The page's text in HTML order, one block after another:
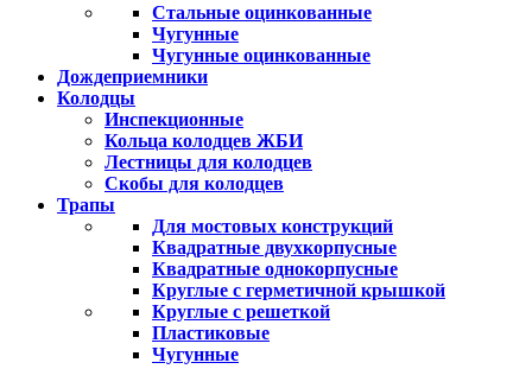
Стальные оцинкованные
Чугунные
Чугунные оцинкованные
Дождеприемники
Колодцы
Инспекционные
Кольца колодцев ЖБИ
Лестницы для колодцев
Скобы для колодцев
Трапы
Для мостовых конструкций
Квадратные двухкорпусные
Квадратные однокорпусные
Круглые с герметичной крышкой
Круглые с решеткой
Пластиковые
Чугунные